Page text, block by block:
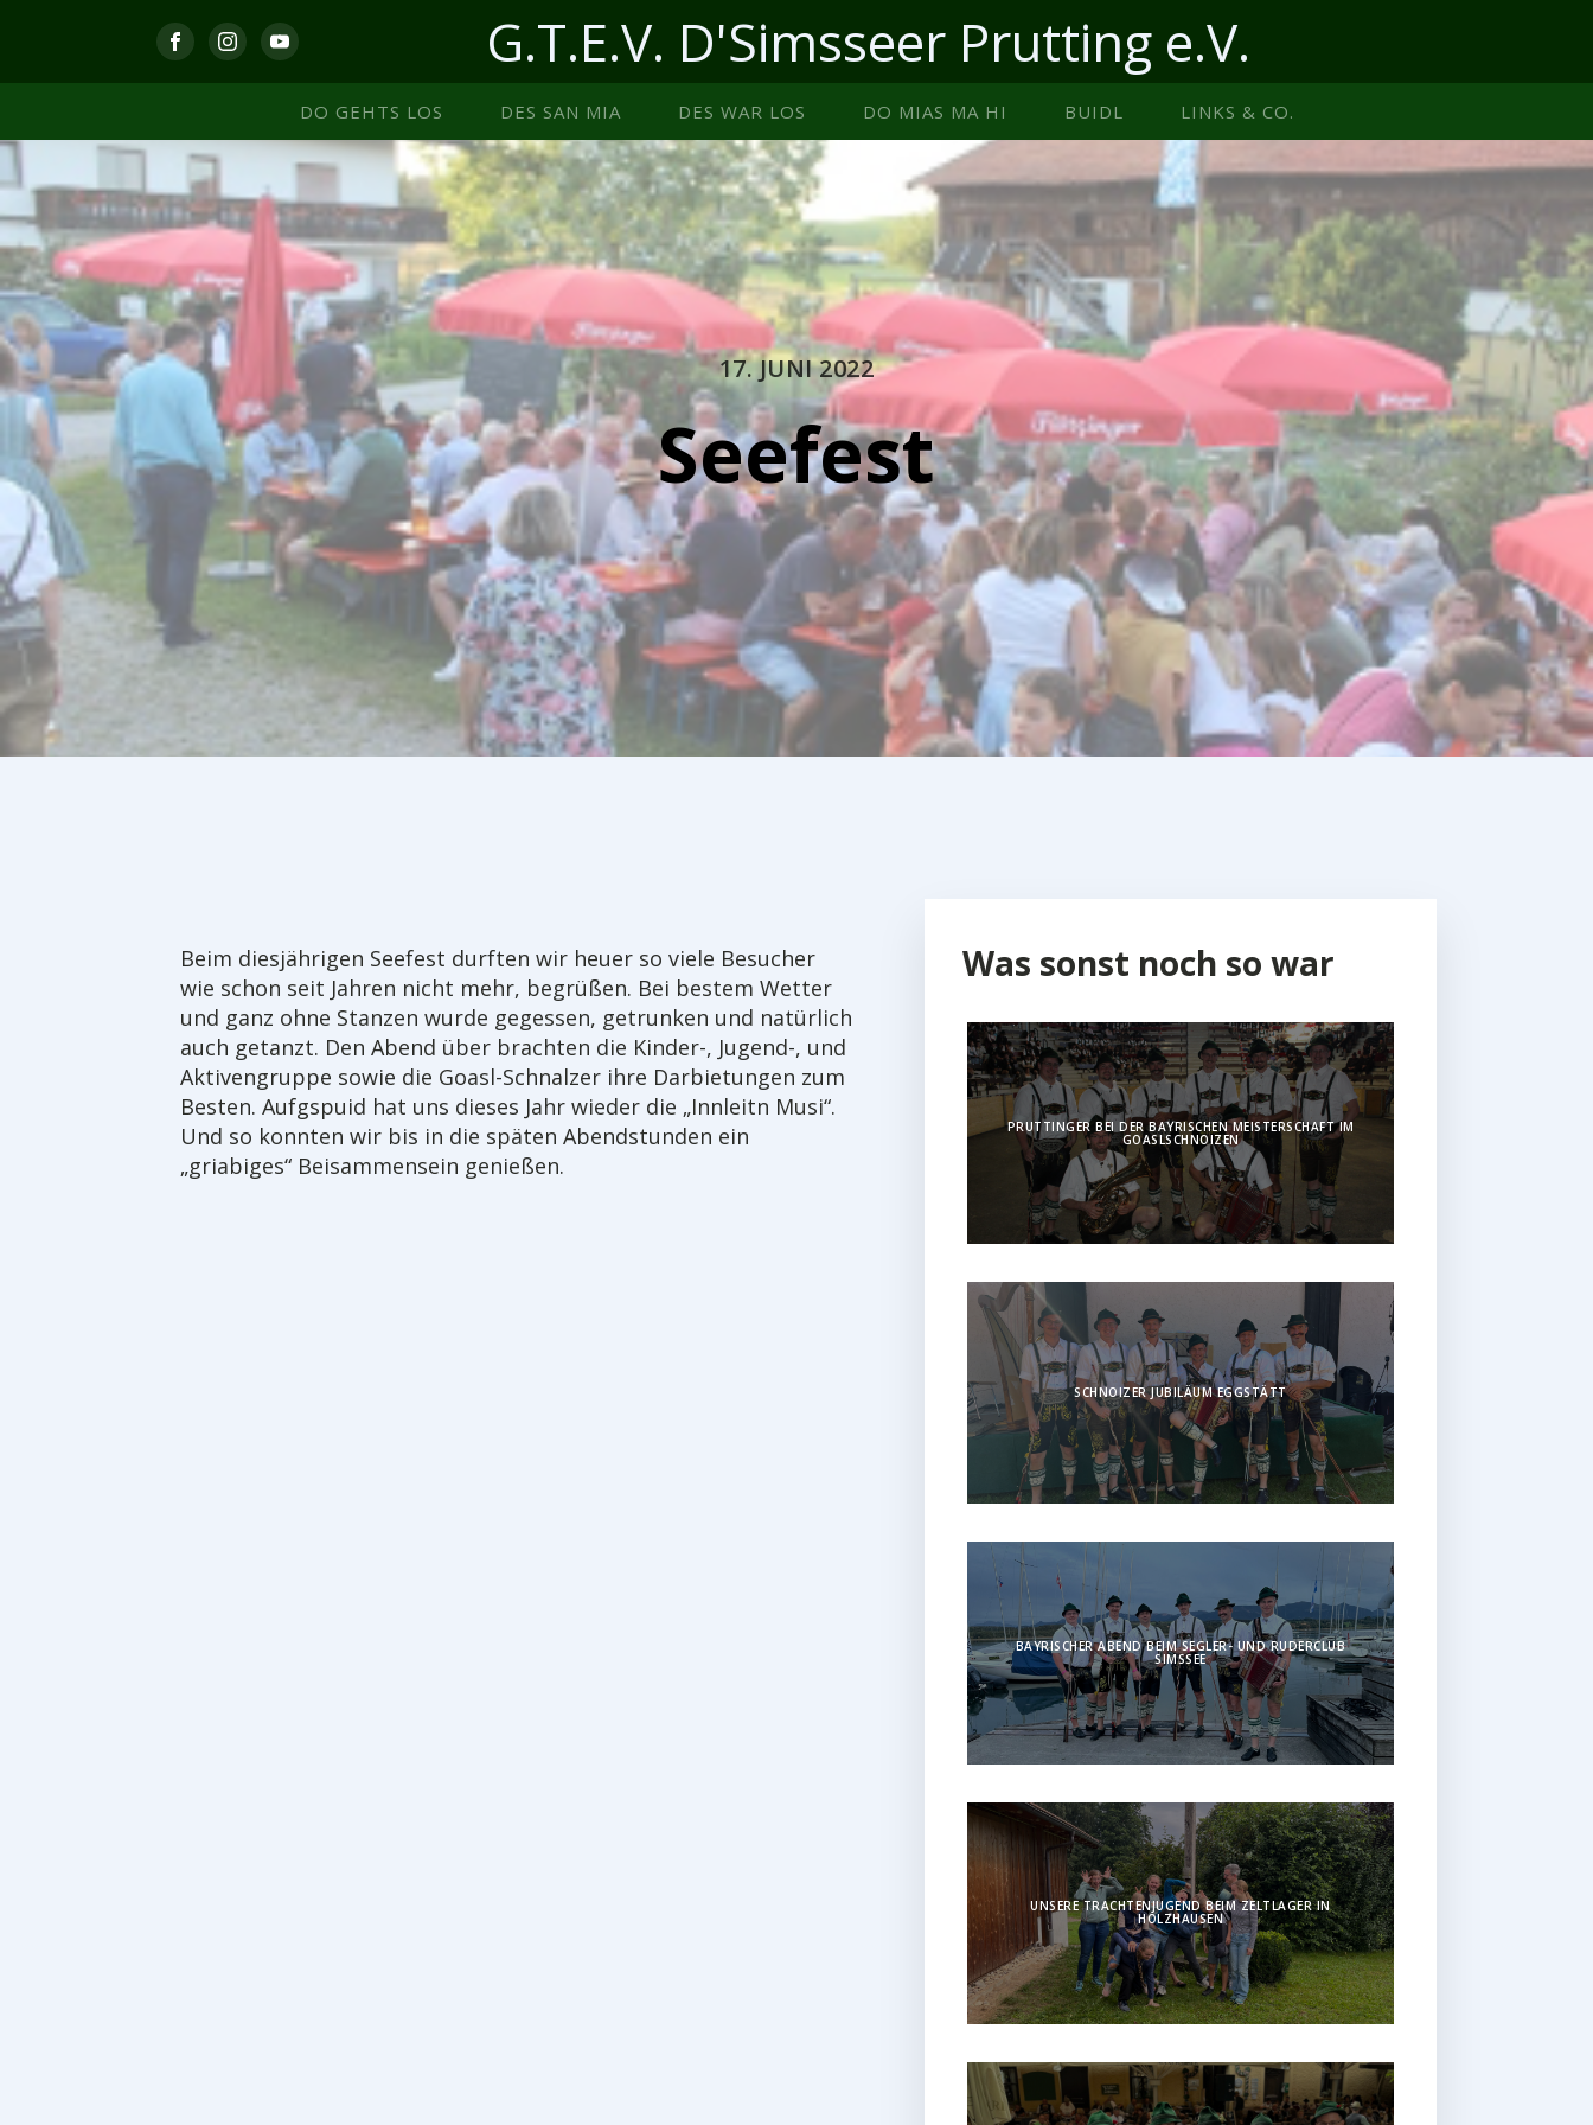
G.T.E.V. D'Simsseer Prutting e.V.
DO GEHTS LOS DES SAN MIA DES WAR LOS DO MIAS MA HI BUIDL LINKS & CO.
17. JUNI 2022
Seefest
Beim diesjährigen Seefest durften wir heuer so viele Besucher
wie schon seit Jahren nicht mehr, begrüßen. Bei bestem Wetter
und ganz ohne Stanzen wurde gegessen, getrunken und natürlich
auch getanzt. Den Abend über brachten die Kinder-, Jugend-, und
Aktivengruppe sowie die Goasl-Schnalzer ihre Darbietungen zum
Besten. Aufgspuid hat uns dieses Jahr wieder die „Innleitn Musi“.
Und so konnten wir bis in die späten Abendstunden ein
„griabiges“ Beisammensein genießen.
Was sonst noch so war
PRUTTINGER BEI DER BAYRISCHEN MEISTERSCHAFT IM
GOASLSCHNOIZEN
SCHNOIZER JUBILÄUM EGGSTÄTT
BAYRISCHER ABEND BEIM SEGLER- UND RUDERCLUB
SIMSSEE
UNSERE TRACHTENJUGEND BEIM ZELTLAGER IN
HOLZHAUSEN